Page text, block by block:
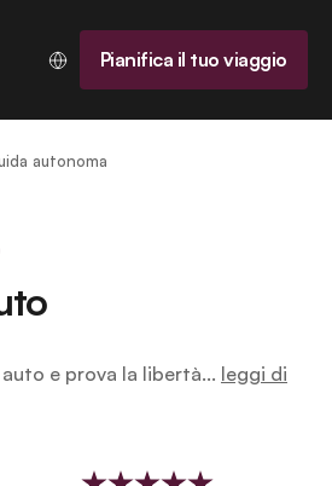
Pianifica il tuo viaggio
autonoma
e prova la libertà... leggi di